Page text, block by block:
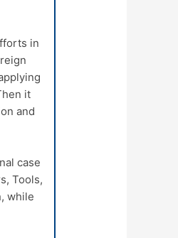
in
it
and
case
Tools,
while